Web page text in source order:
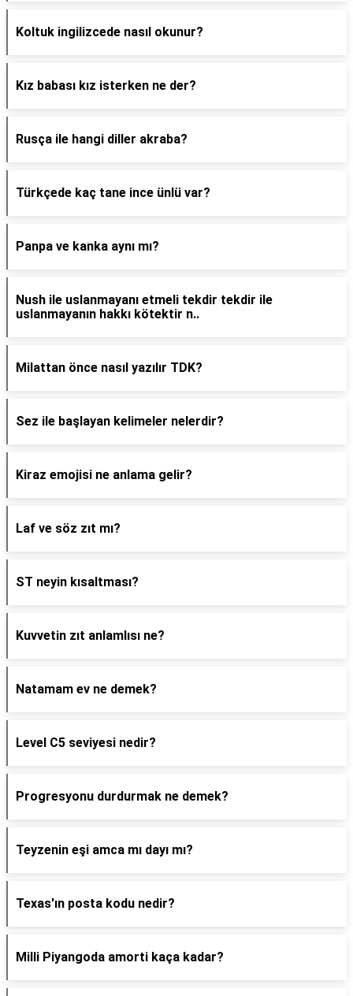
Koltuk ingilizcede nasıl okunur?
Kız babası kız isterken ne der?
Rusça ile hangi diller akraba?
Türkçede kaç tane ince ünlü var?
Panpa ve kanka aynı mı?
Nush ile uslanmayanı etmeli tekdir tekdir ile
uslanmayanın hakkı kötektir n..
Milattan önce nasıl yazılır TDK?
Sez ile başlayan kelimeler nelerdir?
Kiraz emojisi ne anlama gelir?
Laf ve söz zıt mı?
ST neyin kısaltması?
Kuvvetin zıt anlamlısı ne?
Natamam ev ne demek?
Level C5 seviyesi nedir?
Progresyonu durdurmak ne demek?
Teyzenin eşi amca mı dayı mı?
Texas'ın posta kodu nedir?
Milli Piyangoda amorti kaça kadar?